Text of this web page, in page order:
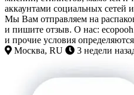
аккаунтами социальных сетей
Мы Вам отправляем на
и пишите отзыв. О нас:
и прочие условия
Москва, RU
3 недели